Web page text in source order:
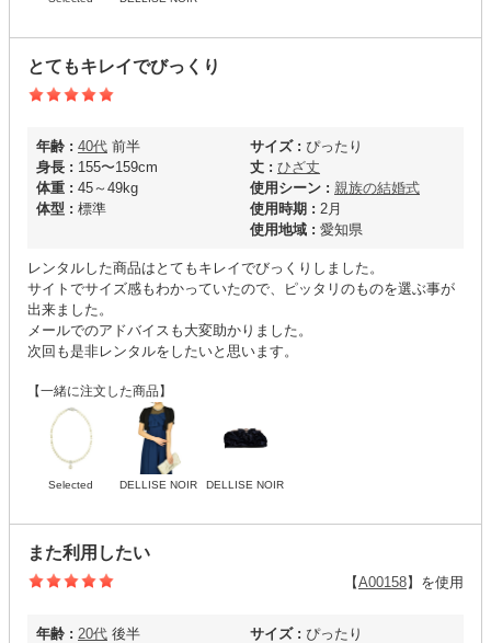
とてもキレイでびっくり
年齢 : 40代 前半
身長 : 155〜159cm
体重 : 45～49kg
体型 : 標準
サイズ : ぴったり
丈 : ひざ丈
使用シーン : 親族の結婚式
使用時期 : 2月
使用地域 : 愛知県
レンタルした商品はとてもキレイでびっくりしました。
サイトでサイズ感もわかっていたので、ピッタリのものを選ぶ事が
出来ました。
メールでのアドバイスも大変助かりました。
次回も是非レンタルをしたいと思います。
【一緒に注文した商品】
Selected DELLISE NOIR DELLISE NOIR
また利用したい
【A00158】を使用
年齢 : 20代 後半
サイズ : ぴったり